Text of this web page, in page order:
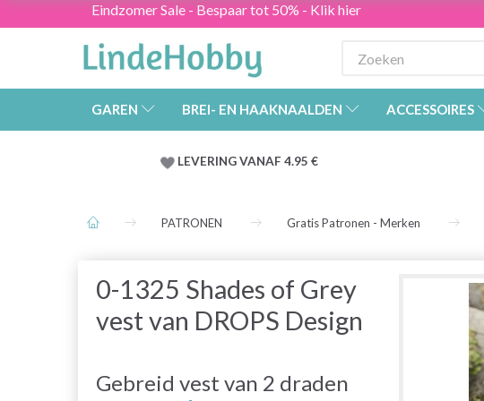
Eindzomer Sale - Bespaar tot 50% - Klik hier
GAREN BREI- EN HAAKNAALDEN ACCESSOIRES
LEVERING VANAF 4.95 €
PATRONEN Gratis Patronen - Merken
0-1325 Shades of Grey
vest van DROPS Design
Gebreid vest van 2 draden